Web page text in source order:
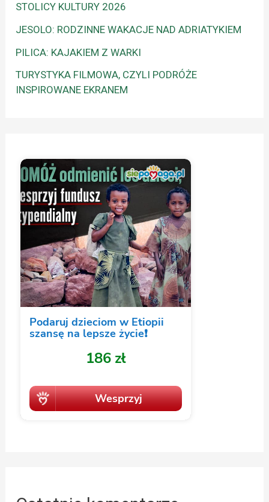
STOLICY KULTURY 2026
JESOLO: RODZINNE WAKACJE NAD ADRIATYKIEM
PILICA: KAJAKIEM Z WARKI
TURYSTYKA FILMOWA, CZYLI PODRÓŻE
INSPIROWANE EKRANEM